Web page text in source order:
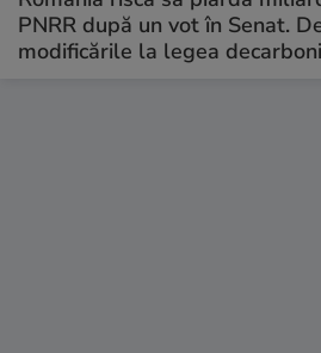
PNRR după un vot în Senat.
modificările la legea